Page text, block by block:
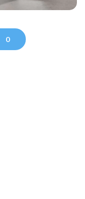
0